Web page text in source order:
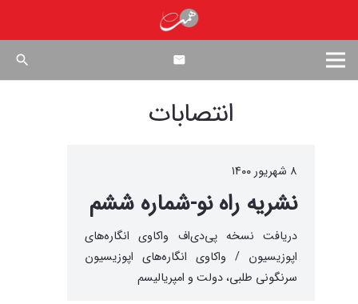
search
انتصابات
۸ شهریور ۱۴۰۰
نشریه راه نو-شماره ششم
دریافت نسخه پی‌دی‌اف واکاوی انگاره‌های
اپوزیسیون / واکاوی انگاره‌های اپوزیسیون
سرنگونی طلبی، دولت و امپریالیسم